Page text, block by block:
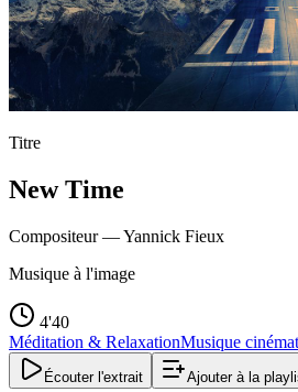
Titre
New Time
Compositeur —Yannick Fieux
Musique à l'image
4'40
Méditation & RelaxationMusique
Écouter l'extrait Ajouter à la